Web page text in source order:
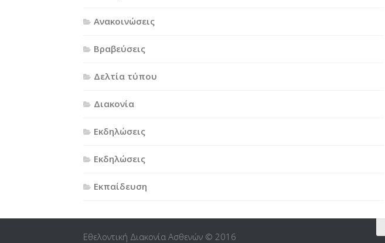
Ανακοινώσεις
Βραβεύσεις
Δελτία τύπου
Διακονία
Εκδηλώσεις
Εκδηλώσεις
Εκπαίδευση
Εθελοντική Διακονία Ασθενών © 2016